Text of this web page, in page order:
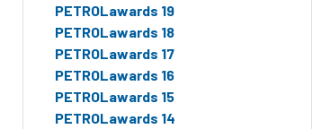
PETROLawards 19
PETROLawards 18
PETROLawards 17
PETROLawards 16
PETROLawards 15
PETROLawards 14